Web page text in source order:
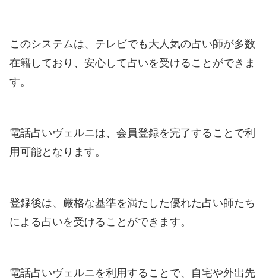
このシステムは、テレビでも大人気の占い師が多数
在籍しており、安心して占いを受けることができま
す。
電話占いヴェルニは、会員登録を完了することで利
用可能となります。
登録後は、厳格な基準を満たした優れた占い師たち
による占いを受けることができます。
電話占いヴェルニを利用することで、自宅や外出先